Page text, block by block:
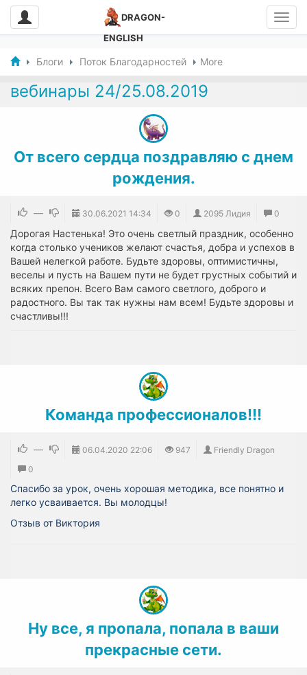
DRAGON-
ENGLISH
Блоги Поток Благодарностей More
вебинары 24/25.08.2019
От всего сердца поздравляю с днем
рождения.
— 30.06.2021 14:34 0 2095 Лидия 0
Дорогая Настенька! Это очень светлый праздник, особенно
когда столько учеников желают счастья, добра и успехов в
Вашей нелегкой работе. Будьте здоровы, оптимистичны,
веселы и пусть на Вашем пути не будет грустных событий и
всяких препон. Всего Вам самого светлого, доброго и
радостного. Вы так так нужны нам всем! Будьте здоровы и
счастливы!!!
Команда профессионалов!!!
— 06.04.2020 22:06 947
Friendly Dragon
0
Спасибо за урок, очень хорошая методика, все понятно и
легко усваивается. Вы молодцы!
Отзыв от Виктория
​Ну все, я пропала, попала в ваши
прекрасные сети.